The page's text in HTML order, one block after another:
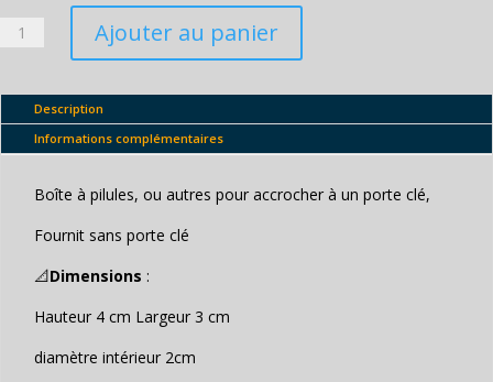
quantité
de
porte-
clé
Ajouter au panier
Description
Informations complémentaires
Boîte à pilules, ou autres pour accrocher à un porte clé,
Fournit sans porte clé
📐Dimensions :
Hauteur 4 cm Largeur 3 cm
diamètre intérieur 2cm